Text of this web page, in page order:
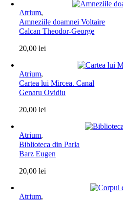
Atrium,
Amneziile doamnei Voltaire
Calcan Theodor-George
20,00lei
Atrium,
Cartea lui Mircea. Canal
Genaru Ovidiu
20,00lei
Atrium,
Biblioteca din Parla
Barz Eugen
20,00lei
Atrium,